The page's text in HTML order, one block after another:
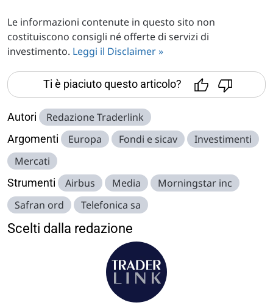
Le informazioni contenute in questo sito non
costituiscono consigli né offerte di servizi di
investimento. Leggi il Disclaimer »
Ti è piaciuto questo articolo?
Autori Redazione Traderlink
Argomenti Europa Fondi e sicav
Investimenti
Mercati
Strumenti Airbus Media
Morningstar inc
Safran ord
Telefonica sa
Scelti dalla redazione